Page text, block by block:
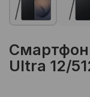
Смартфон
Ultra 12/